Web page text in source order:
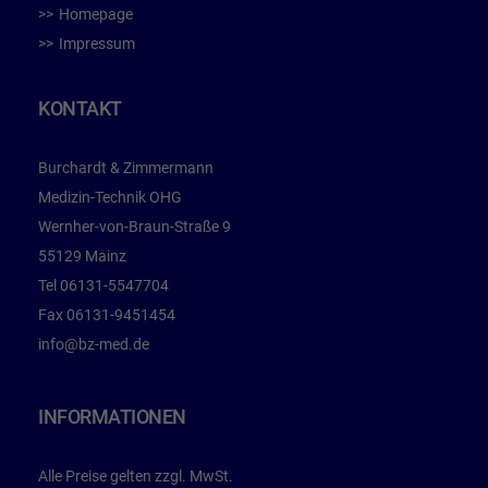
Homepage
Impressum
KONTAKT
Burchardt & Zimmermann
Medizin-Technik OHG
Wernher-von-Braun-Straße 9
55129 Mainz
Tel 06131-5547704
Fax 06131-9451454
info@bz-med.de
INFORMATIONEN
Alle Preise gelten zzgl. MwSt.